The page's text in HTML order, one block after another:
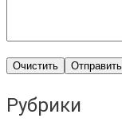
Рубрики